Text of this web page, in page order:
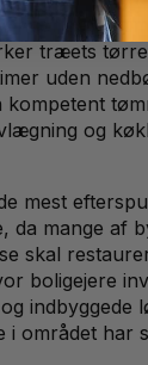
det
træets
uden
og
mest
da mange
skal
boligejere
har